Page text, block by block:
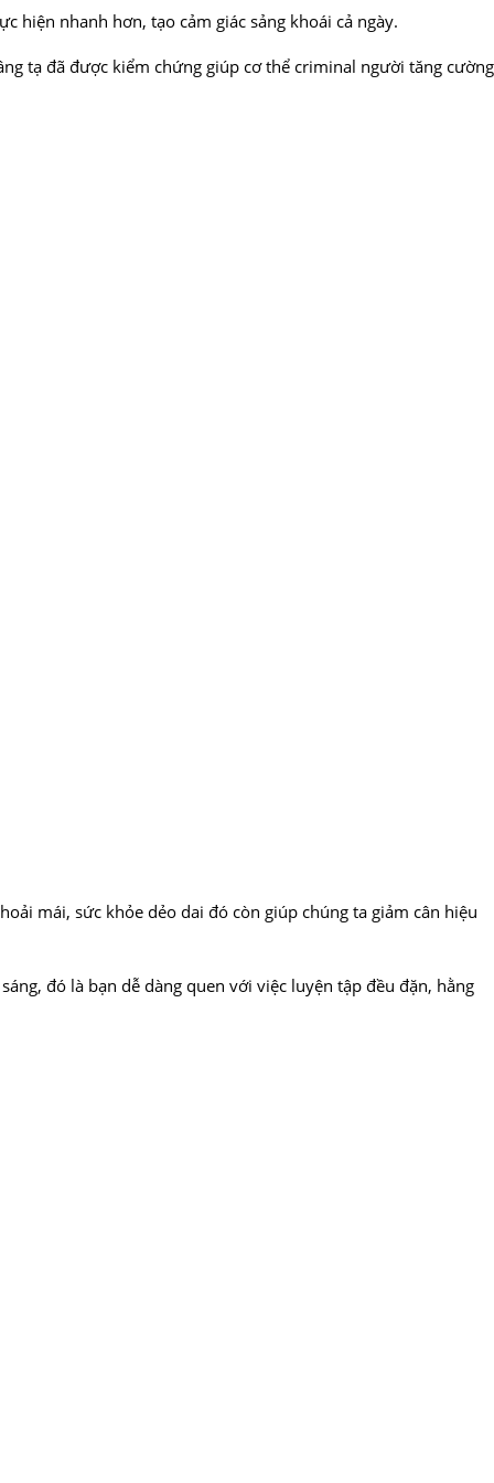
hiện nhanh hơn, tạo cảm giác sảng khoái cả ngày.
tạ đã được kiểm chứng giúp cơ thể criminal người tăng cường
mái, sức khỏe dẻo dai đó còn giúp chúng ta giảm cân hiệu
đó là bạn dễ dàng quen với việc luyện tập đều đặn, hằng